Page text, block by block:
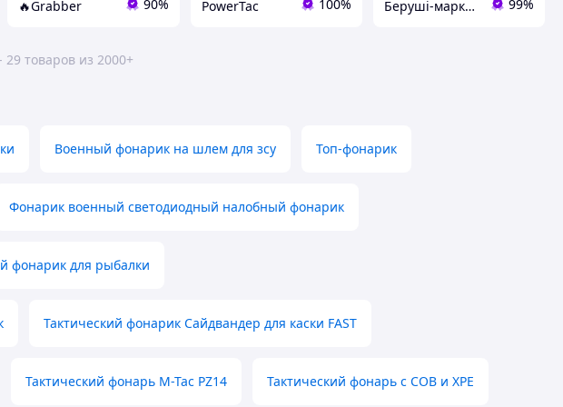
🔥Grabber 90% PowerTac 100% Беруші-маркет №1 99%
29 товаров из 2000+
Военный фонарик на шлем для зсу Топ-фонарик
Фонарик военный светодиодный налобный фонарик
фонарик для рыбалки
Тактический фонарик Сайдвандер для каски FAST
Тактический фонарь M-Tac PZ14 Тактический фонарь с COB и XPE